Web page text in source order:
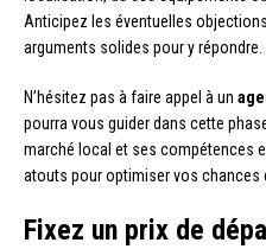
Anticipez les éventuelles
arguments solides pour y répondre.
N’hésitez pas à faire appel à un
pourra vous guider dans cette
marché local et ses compétences
atouts pour optimiser vos chances
Fixez un prix de